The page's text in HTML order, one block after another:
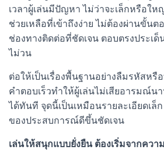
เวลาผู้เล่นมีปัญหา ไม่ว่าจะเล็กหรือใ
ช่วยเหลือที่เข้าถึงง่าย ไม่ต้องผ่านขั้นต
ช่องทางติดต่อที่ชัดเจน ตอบตรงประเ
ไม่วน
ต่อให้เป็นเรื่องพื้นฐานอย่างลืมรหัสหรื
คำตอบเร็วทำให้ผู้เล่นไม่เสียอารมณ์น
ได้ทันที จุดนี้เป็นเหมือนรายละเอียดเล็
ของประสบการณ์ดีขึ้นชัดเจน
เล่นให้สนุกแบบยั่งยืน ต้องเริ่มจากควา